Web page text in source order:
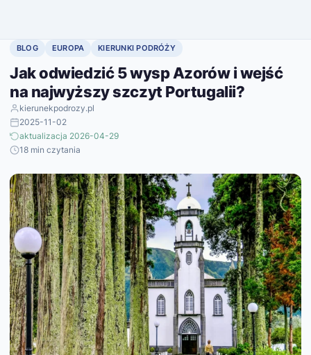
BLOG EUROPA KIERUNKI PODRÓŻY
Jak odwiedzić 5 wysp Azorów i wejść
na najwyższy szczyt Portugalii?
kierunekpodrozy.pl
2025-11-02
aktualizacja 2026-04-29
18 min czytania